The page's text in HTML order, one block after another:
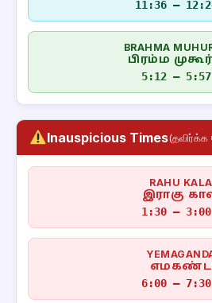
11:36 –
BRAHMA
பிரம்ம
5:12 – 5:57
Inauspicious Times(தவிர்க்க
RAHU
இராகு
1:30 – 3:00
6:00 – 7:30